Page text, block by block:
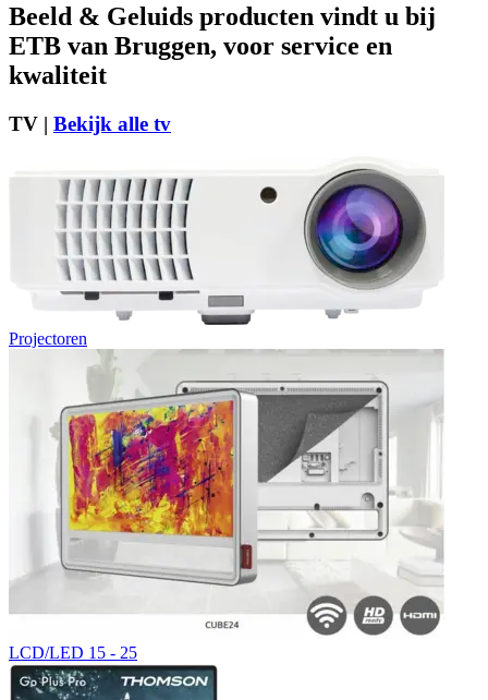
Beeld & Geluids producten vindt u bij
ETB van Bruggen, voor service en
kwaliteit
TV | Bekijk alle tv
Projectoren
LCD/LED 15 - 25